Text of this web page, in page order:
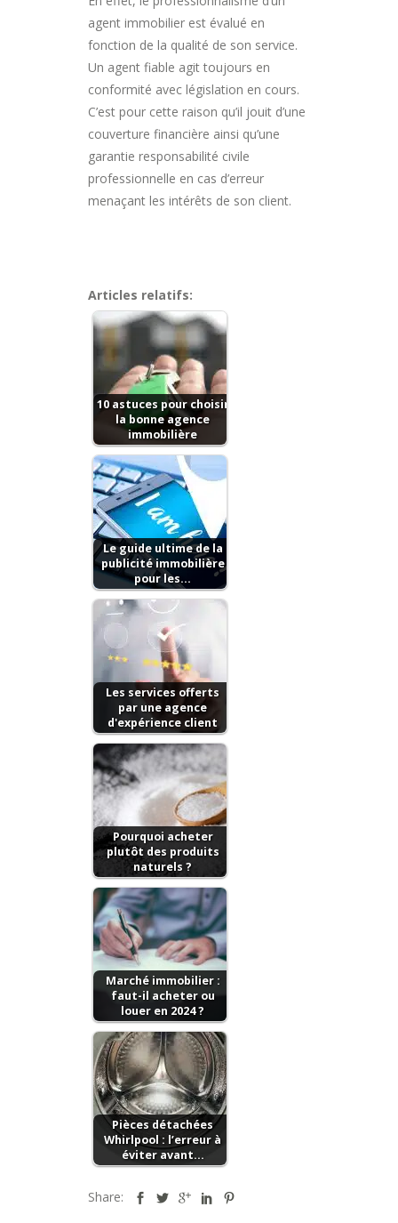
agent immobilier est évalué en
fonction de la qualité de son service.
Un agent fiable agit toujours en
conformité avec législation en cours.
C’est pour cette raison qu’il jouit d’une
couverture financière ainsi qu’une
garantie responsabilité civile
professionnelle en cas d’erreur
menaçant les intérêts de son client.
Articles relatifs:
10 astuces pour choisir
la bonne agence
immobilière
Le guide ultime de la
publicité immobilière
pour les…
Les services offerts
par une agence
d'expérience client
Pourquoi acheter
plutôt des produits
naturels ?
Marché immobilier :
faut-il acheter ou
louer en 2024 ?
Pièces détachées
Whirlpool : l’erreur à
éviter avant…
Share: